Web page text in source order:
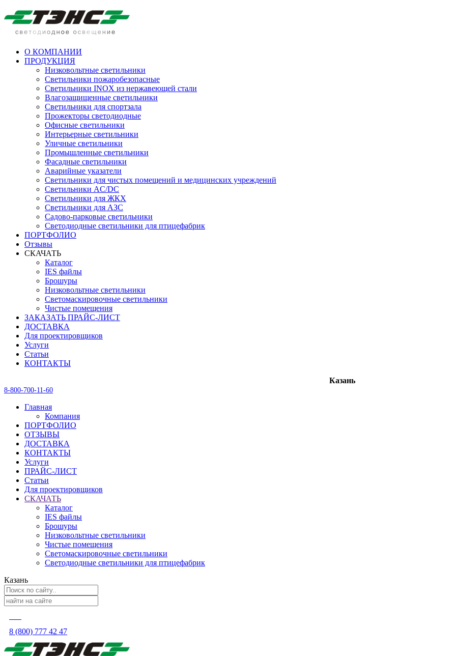
О КОМПАНИИ
ПРОДУКЦИЯ
Низковольтные светильники
Cветильники пожаробезопасные
Светильники INOX из нержавеющей стали
Влагозащищенные светильники
Светильники для спортзала
Прожекторы светодиодные
Офисные светильники
Интерьерные светильники
Уличные светильники
Промышленные светильники
Фасадные светильники
Аварийные указатели
Светильники для чистых помещений и медицинских учреждений
Светильники AC/DC
Светильники для ЖКХ
Светильники для АЗС
Садово-парковые светильники
Светодиодные светильники для птицефабрик
ПОРТФОЛИО
Отзывы
СКАЧАТЬ
Каталог
IES файлы
Брошуры
Низковольтные светильники
Светомаскировочные светильники
Чистые помещения
ЗАКАЗАТЬ ПРАЙС-ЛИСТ
ДОСТАВКА
Для проектировщиков
Услуги
Статьи
КОНТАКТЫ
Казань
8-800-700-11-60
Главная
Компания
ПОРТФОЛИО
ОТЗЫВЫ
ДОСТАВКА
КОНТАКТЫ
Услуги
ПРАЙС-ЛИСТ
Статьи
Для проектировщиков
СКАЧАТЬ
Каталог
IES файлы
Брошуры
Низковольтные светильники
Чистые помещения
Светомаскировочные светильники
Светодиодные светильники для птицефабрик
Казань
8 (800) 777 42 47